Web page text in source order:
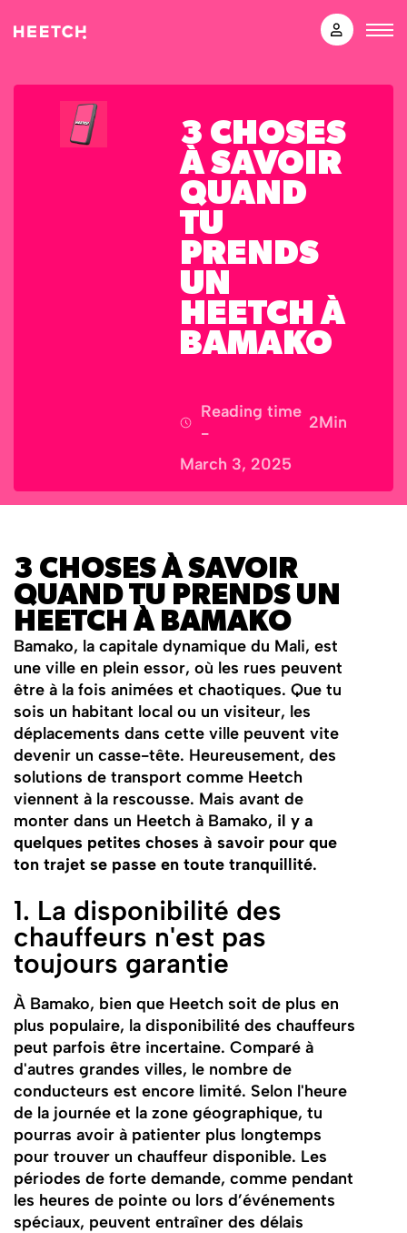
3 CHOSES
À SAVOIR
QUAND
TU
PRENDS
UN
HEETCH À
BAMAKO
Reading time
-
2Min
March 3, 2025
3 CHOSES À SAVOIR
QUAND TU PRENDS UN
HEETCH À BAMAKO
Bamako, la capitale dynamique du Mali, est
une ville en plein essor, où les rues peuvent
être à la fois animées et chaotiques. Que tu
sois un habitant local ou un visiteur, les
déplacements dans cette ville peuvent vite
devenir un casse-tête. Heureusement, des
solutions de transport comme Heetch
viennent à la rescousse. Mais avant de
monter dans un Heetch à Bamako, il y a
quelques petites choses à savoir pour que
ton trajet se passe en toute tranquillité.
1. La disponibilité des
chauffeurs n'est pas
toujours garantie
À Bamako, bien que Heetch soit de plus en
plus populaire, la disponibilité des chauffeurs
peut parfois être incertaine. Comparé à
d'autres grandes villes, le nombre de
conducteurs est encore limité. Selon l'heure
de la journée et la zone géographique, tu
pourras avoir à patienter plus longtemps
pour trouver un chauffeur disponible. Les
périodes de forte demande, comme pendant
les heures de pointe ou lors d’événements
spéciaux, peuvent entraîner des délais